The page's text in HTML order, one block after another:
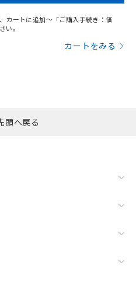
カートに追加～「ご購入手続き：価
い。
カートをみる
頭へ戻る